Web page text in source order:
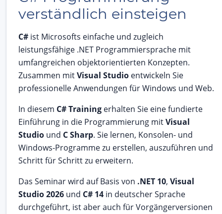
verständlich einsteigen
C# ist Microsofts einfache und zugleich
leistungsfähige .NET Programmiersprache mit
umfangreichen objektorientierten Konzepten.
Zusammen mitVisual Studio entwickeln Sie
professionelle Anwendungen für Windows und Web.
In diesem C# Training erhalten Sie eine fundierte
Einführung in die Programmierung mitVisual
Studio und C Sharp. Sie lernen, Konsolen- und
Windows-Programme zu erstellen, auszuführen und
Schritt für Schritt zu erweitern.
Das Seminar wird auf Basis von .NET 10, Visual
Studio 2026 und C# 14 in deutscher Sprache
durchgeführt, ist aber auch für Vorgängerversionen